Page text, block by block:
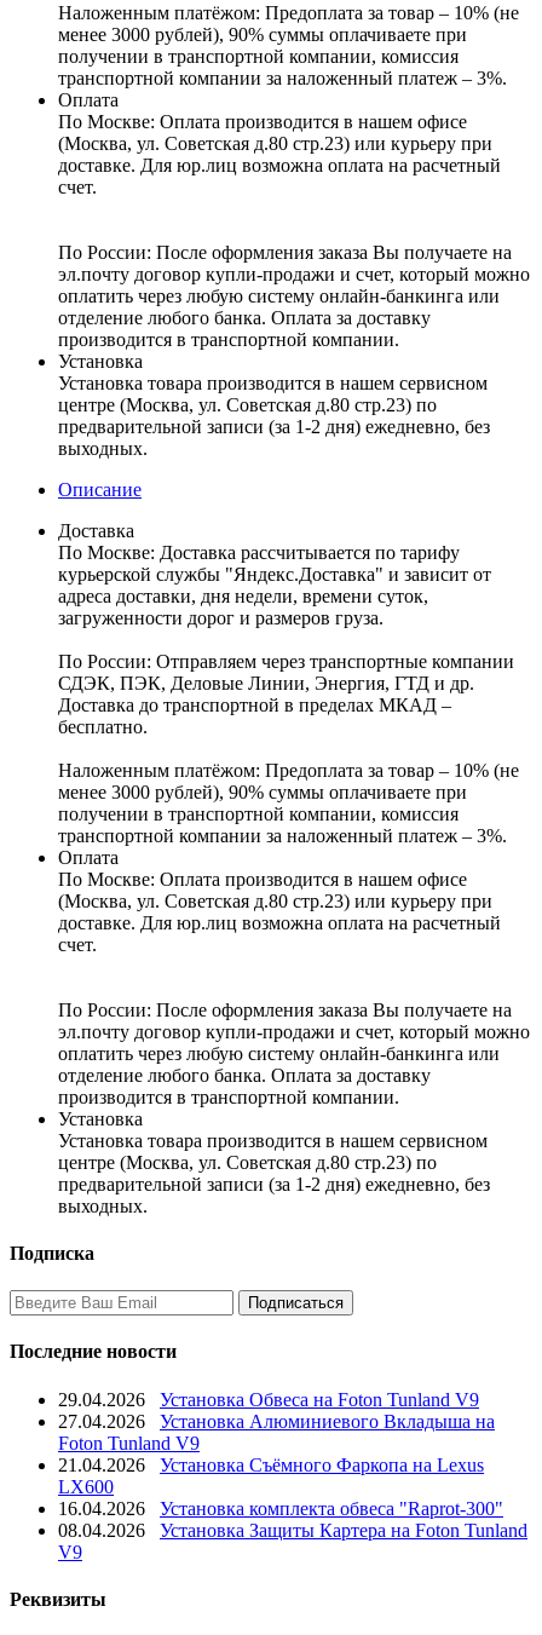
Наложенным платёжом: Предоплата за товар – 10% (не
менее 3000 рублей), 90% суммы оплачиваете при
получении в транспортной компании, комиссия
транспортной компании за наложенный платеж – 3%.
Оплата
По Москве: Оплата производится в нашем офисе
(Москва, ул. Советская д.80 стр.23) или курьеру при
доставке. Для юр.лиц возможна оплата на расчетный
счет.
По России: После оформления заказа Вы получаете на
эл.почту договор купли-продажи и счет, который можно
оплатить через любую систему онлайн-банкинга или
отделение любого банка. Оплата за доставку
производится в транспортной компании.
Установка
Установка товара производится в нашем сервисном
центре (Москва, ул. Советская д.80 стр.23) по
предварительной записи (за 1-2 дня) ежедневно, без
выходных.
Описание
Доставка
По Москве: Доставка рассчитывается по тарифу
курьерской службы "Яндекс.Доставка" и зависит от
адреса доставки, дня недели, времени суток,
загруженности дорог и размеров груза.
По России: Отправляем через транспортные компании
СДЭК, ПЭК, Деловые Линии, Энергия, ГТД и др.
Доставка до транспортной в пределах МКАД –
бесплатно.
Наложенным платёжом: Предоплата за товар – 10% (не
менее 3000 рублей), 90% суммы оплачиваете при
получении в транспортной компании, комиссия
транспортной компании за наложенный платеж – 3%.
Оплата
По Москве: Оплата производится в нашем офисе
(Москва, ул. Советская д.80 стр.23) или курьеру при
доставке. Для юр.лиц возможна оплата на расчетный
счет.
По России: После оформления заказа Вы получаете на
эл.почту договор купли-продажи и счет, который можно
оплатить через любую систему онлайн-банкинга или
отделение любого банка. Оплата за доставку
производится в транспортной компании.
Установка
Установка товара производится в нашем сервисном
центре (Москва, ул. Советская д.80 стр.23) по
предварительной записи (за 1-2 дня) ежедневно, без
выходных.
Подписка
Последние новости
29.04.2026
Установка Обвеса на Foton Tunland V9
27.04.2026
Установка Алюминиевого Вкладыша на
Foton Tunland V9
21.04.2026
Установка Съёмного Фаркопа на Lexus
LX600
16.04.2026
Установка комплекта обвеса "Raprot-300"
08.04.2026
Установка Защиты Картера на Foton Tunland
V9
Реквизиты